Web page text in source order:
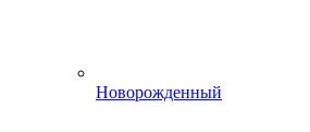
Новорожденный